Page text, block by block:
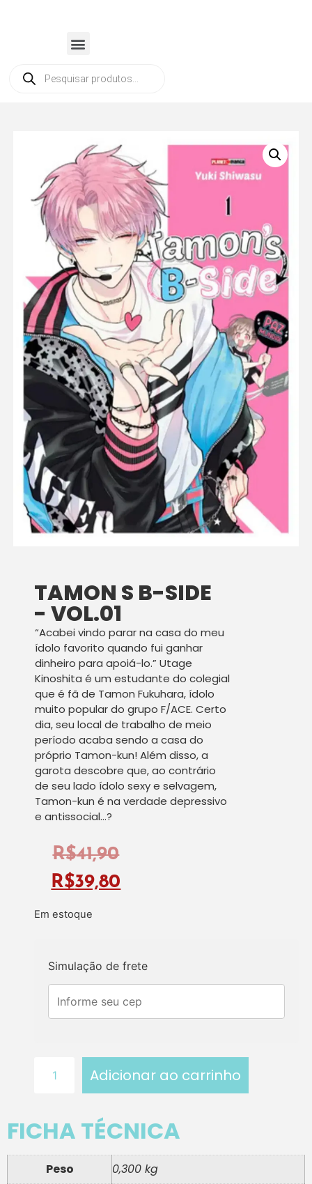
TAMON S B-SIDE
- VOL.01
“Acabei vindo parar na casa do meu
ídolo favorito quando fui ganhar
dinheiro para apoiá-lo.” Utage
Kinoshita é um estudante do colegial
que é fã de Tamon Fukuhara, ídolo
muito popular do grupo F/ACE. Certo
dia, seu local de trabalho de meio
período acaba sendo a casa do
próprio Tamon-kun! Além disso, a
garota descobre que, ao contrário
de seu lado ídolo sexy e selvagem,
Tamon-kun é na verdade depressivo
e antissocial…?
R$41,90
R$39,80
Em estoque
Simulação de frete
Adicionar ao carrinho
FICHA TÉCNICA
Peso
0,300 kg